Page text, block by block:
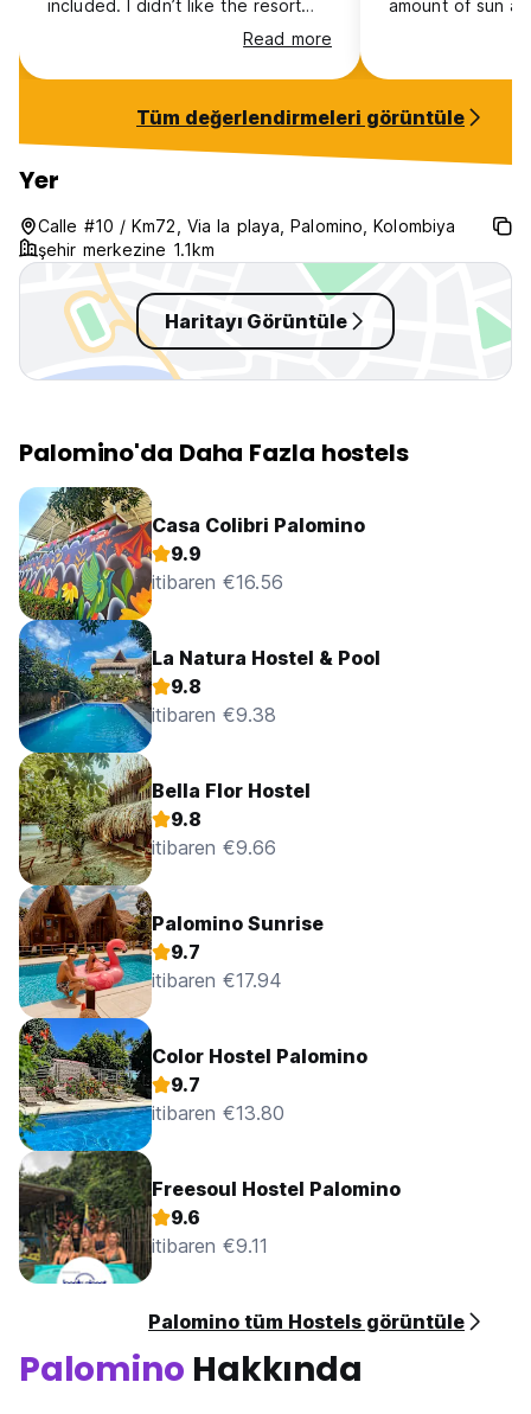
included. I didn’t like the resort
style feel, but that might have to
do with the fact that it’s a hotel
mixed with a hostel. At the
Read more
amount of sun
really good, but
street parallel to
shops and
very safe - I’m a
backpacker.
Tüm değerlendirmeleri görüntüle
Yer
Calle #10 / Km72, Via la playa, Palomino, Kolombiya
şehir merkezine 1.1km
Haritayı Görüntüle
Palomino'da Daha Fazla hostels
Casa Colibri Palomino
9.9
itibaren €16.56
La Natura Hostel & Pool
9.8
itibaren €9.38
Bella Flor Hostel
9.8
itibaren €9.66
Palomino Sunrise
9.7
itibaren €17.94
Color Hostel Palomino
9.7
itibaren €13.80
Freesoul Hostel Palomino
9.6
itibaren €9.11
Palomino tüm Hostels görüntüle
Palomino Hakkında